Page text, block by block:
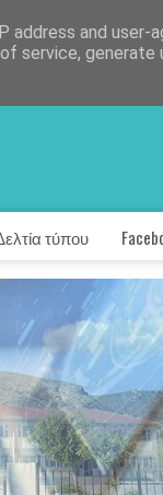
τύπου
address and user-
service, generate